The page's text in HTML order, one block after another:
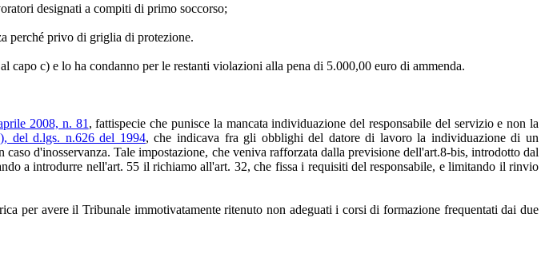
designati a compiti di primo soccorso;
perché privo di griglia di protezione.
c) e lo ha condanno per le restanti violazioni alla pena di 5.000,00 euro di ammenda.
2008, n. 81 , fattispecie che punisce la mancata individuazione del responsabile del servizio e non la
del d.lgs. n.626 del 1994, che indicava fra gli obblighi del datore di lavoro la individuazione di un
d'inosservanza. Tale impostazione, che veniva rafforzata dalla previsione dell'art.8-bis, introdotto dal
a introdurre nell'art. 55 il richiamo all'art. 32, che fissa i requisiti del responsabile, e limitando il rinvio
per avere il Tribunale immotivatamente ritenuto non adeguati i corsi di formazione frequentati dai due